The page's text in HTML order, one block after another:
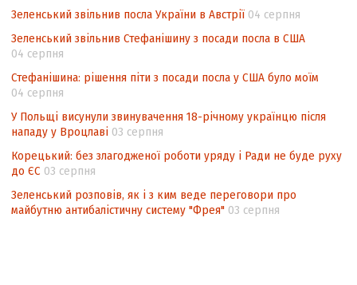
Зеленський звільнив посла України в Австрії 04 серпня
Зеленський звільнив Стефанішину з посади посла в США
04 серпня
Стефанішина: рішення піти з посади посла у США було моїм
04 серпня
У Польщі висунули звинувачення 18-річному українцю після
нападу у Вроцлаві 03 серпня
Корецький: без злагодженої роботи уряду і Ради не буде руху
до ЄС 03 серпня
Зеленський розповів, як і з ким веде переговори про
майбутню антибалістичну систему "Фрея" 03 серпня